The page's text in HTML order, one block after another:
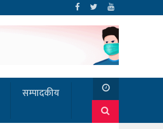
सम्पादकीय